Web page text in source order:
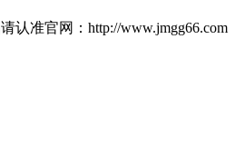
认准官网：http://www.jmgg66.com